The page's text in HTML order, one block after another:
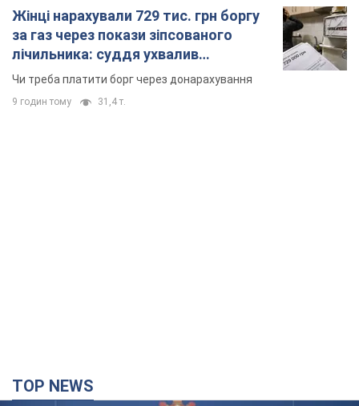
Жінці нарахували 729 тис. грн боргу
за газ через покази зіпсованого
лічильника: суддя ухвалив
неочікуване рішення
Чи треба платити борг через донарахування
9 годин тому 31,4 т.
TOP NEWS